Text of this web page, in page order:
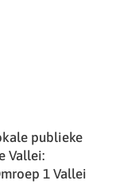
publieke
Vallei:
1 Vallei